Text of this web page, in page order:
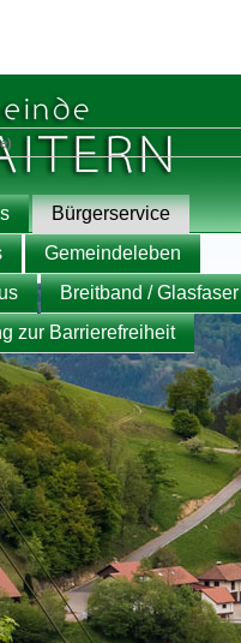
Bürgerservice
Gemeindeleben
Breitband / Glasfaser
zur Barrierefreiheit